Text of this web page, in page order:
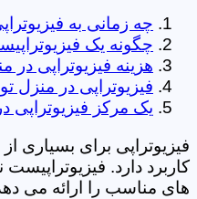
چه زمانی به فیزیوتراپی در
چگونه یک فیزیوتراپیست مناسب
هزینه فیزیوتراپی در منزل در
فیزیوتراپی در منزل
یک مرکز فیزیوتراپی در منزل در منطقه 9
فیزیوتراپی برای بسیاری
کاربرد دارد.
های مناسب را ارائه می